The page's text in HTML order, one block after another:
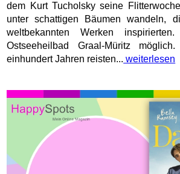
dem Kurt Tucholsky seine
unter schattigen Bäumen wandeln,
weltbekannten Werken
Ostseeheilbad Graal-Müritz
einhundert Jahren reisten... weiterlesen